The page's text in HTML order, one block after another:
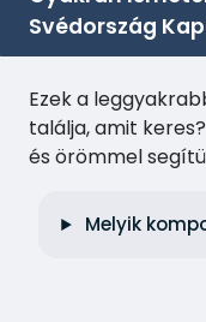
Svédország
Ezek a
találja, amit
és örömmel
Melyik